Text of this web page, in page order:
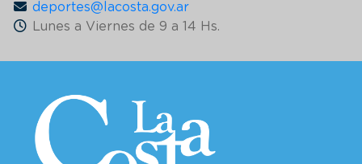
deportes@lacosta.gov.ar
Lunes a Viernes de 9 a 14 Hs.